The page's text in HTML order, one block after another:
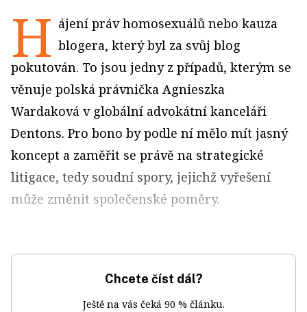
H ájení práv homosexuálů nebo kauza
blogera, který byl za svůj blog
pokutován. To jsou jedny z případů, kterým se
věnuje polská právnička Agnieszka
Wardaková v globální advokátní kanceláři
Dentons. Pro bono by podle ní mělo mít jasný
koncept a zaměřit se právě na strategické
litigace, tedy soudní spory, jejichž vyřešení
může změnit společenské poměry.
Chcete číst dál?
Ještě na vás čeká 90 % článku.